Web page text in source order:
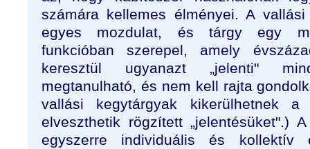
számára kellemes élményei. A
egyes mozdulat, és tárgy egy
funkcióban szerepel, amely
keresztül ugyanazt „jelenti"
megtanulható, és nem kell rajta
vallási kegytárgyak kikerülhetnek
elveszthetik rögzített „jelentésüket".)
egyszerre individuális és kollektív